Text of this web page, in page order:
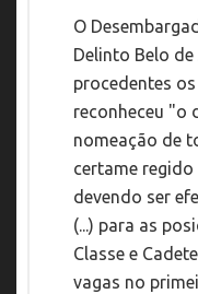
O
Delinto Belo
procedentes
reconheceu "o
nomeação de
certame regido
devendo ser
(...) para as
Classe e
vagas no